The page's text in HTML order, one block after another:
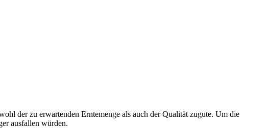
der zu erwartenden Erntemenge als auch der Qualität zugute. Um die
ausfallen würden.